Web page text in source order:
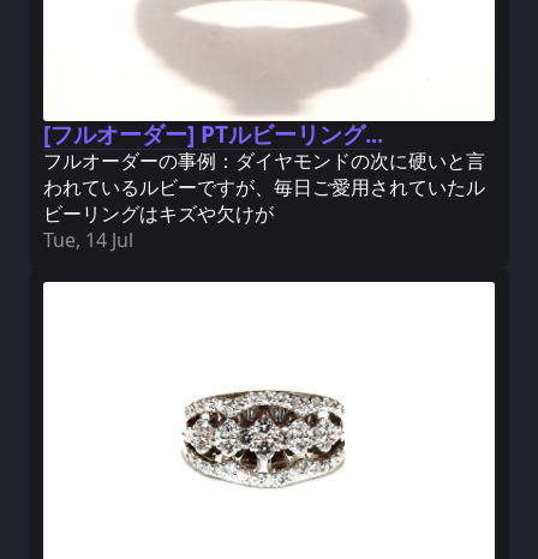
[フルオーダー] PTルビーリング...
フルオーダーの事例：ダイヤモンドの次に硬いと言
われているルビーですが、毎日ご愛用されていたル
ビーリングはキズや欠けが
Tue, 14 Jul